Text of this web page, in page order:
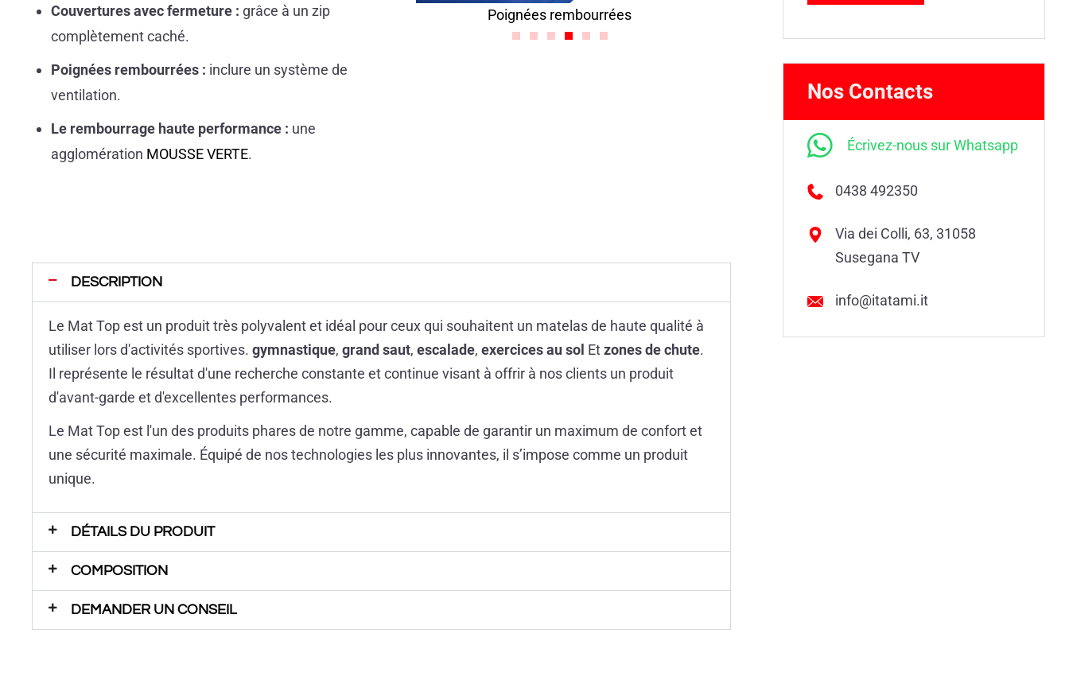
Nos Contacts
Écrivez-nous sur Whatsapp
0438 492350
Via dei Colli, 63, 31058
Susegana TV
info@itatami.it
Couvertures avec fermeture : grâce à un zip
complètement caché.
Poignées rembourrées : inclure un système de
ventilation.
Le rembourrage haute performance : une
agglomération MOUSSE VERTE.
Poignées rembourrées
DESCRIPTION
Le Mat Top est un produit très polyvalent et idéal pour ceux qui souhaitent un matelas de haute qualité à
utiliser lors d'activités sportives. gymnastique, grand saut, escalade, exercices au sol Etzones de chute.
Il représente le résultat d'une recherche constante et continue visant à offrir à nos clients un produit
d'avant-garde et d'excellentes performances.
Le Mat Top est l'un des produits phares de notre gamme, capable de garantir un maximum de confort et
une sécurité maximale. Équipé de nos technologies les plus innovantes, il s’impose comme un produit
unique.
DÉTAILS DU PRODUIT
COMPOSITION
DEMANDER UN CONSEIL